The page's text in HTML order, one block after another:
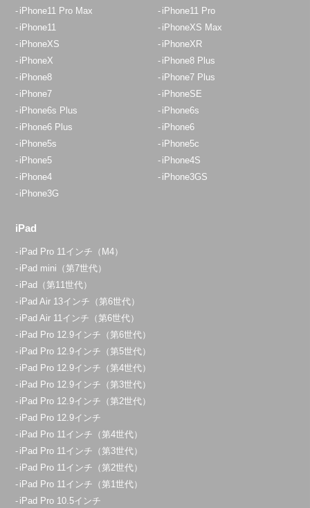
iPhone11 Pro Max
iPhone11 Pro
iPhone11
iPhoneXS Max
iPhoneXS
iPhoneXR
iPhoneX
iPhone8 Plus
iPhone8
iPhone7 Plus
iPhone7
iPhoneSE
iPhone6s Plus
iPhone6s
iPhone6 Plus
iPhone6
iPhone5s
iPhone5c
iPhone5
iPhone4S
iPhone4
iPhone3GS
iPhone3G
iPad
iPad Pro 11インチ（M4）
iPad mini（第7世代）
iPad（第11世代）
iPad Air 13インチ（第6世代）
iPad Air 11インチ（第6世代）
iPad Pro 12.9インチ（第6世代）
iPad Pro 12.9インチ（第5世代）
iPad Pro 12.9インチ（第4世代）
iPad Pro 12.9インチ（第3世代）
iPad Pro 12.9インチ（第2世代）
iPad Pro 12.9インチ
iPad Pro 11インチ（第4世代）
iPad Pro 11インチ（第3世代）
iPad Pro 11インチ（第2世代）
iPad Pro 11インチ（第1世代）
iPad Pro 10.5インチ